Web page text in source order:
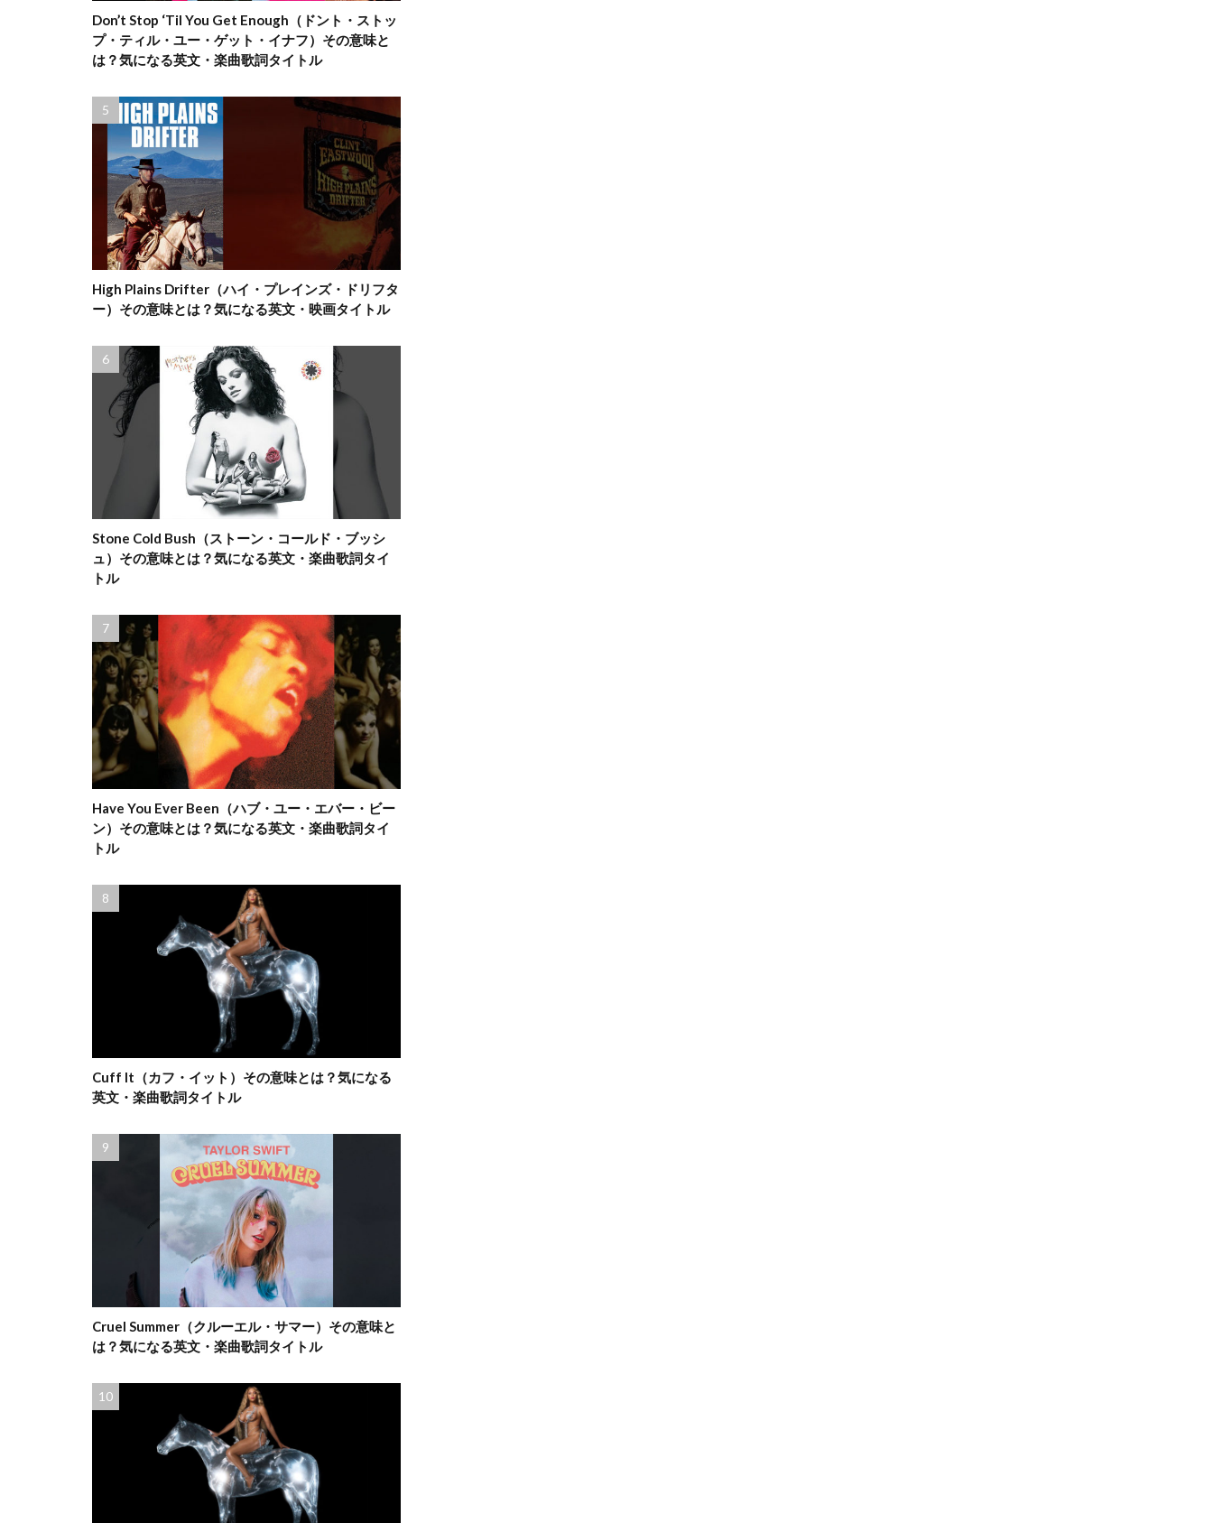
Don’t Stop ‘Til You Get Enough（ドント・ストッ
プ・ティル・ユー・ゲット・イナフ）その意味と
は？気になる英文・楽曲歌詞タイトル
High Plains Drifter（ハイ・プレインズ・ドリフタ
ー）その意味とは？気になる英文・映画タイトル
Stone Cold Bush（ストーン・コールド・ブッシ
ュ）その意味とは？気になる英文・楽曲歌詞タイ
トル
Have You Ever Been（ハブ・ユー・エバー・ビー
ン）その意味とは？気になる英文・楽曲歌詞タイ
トル
Cuff It（カフ・イット）その意味とは？気になる
英文・楽曲歌詞タイトル
Cruel Summer（クルーエル・サマー）その意味と
は？気になる英文・楽曲歌詞タイトル